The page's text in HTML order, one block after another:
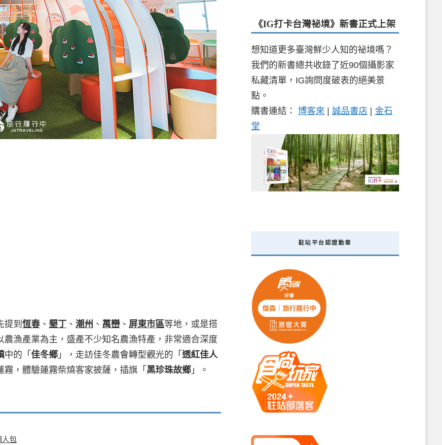
提到 恆春、 墾丁、 潮州 、 萬巒、 屏東市區等地，或是搭
農漁產業為主，盛產不少知名農漁特產，非常適合深度
中的「 佳冬鄉」，走訪佳冬農會轉型觀光的「 透紅佳人
，體驗蓮霧柴燒客家披薩，插旗「 黑珍珠故鄉」。
人包
《IG打卡台灣祕境》新書正式上架
想知道更多臺灣鮮少人知的祕境嗎？
我們的新書總共收錄了近90個攝影家
私藏清單，IG詢問度破表的絕美景
點。
購書連結： 博客來 | 誠品書店 | 金石
堂
駐站平台認證勳章